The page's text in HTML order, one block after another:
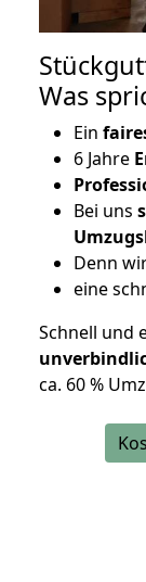
Was
Ein
6 Jahre
Bei uns
Denn
eine
Schnell und
ca. 60 %